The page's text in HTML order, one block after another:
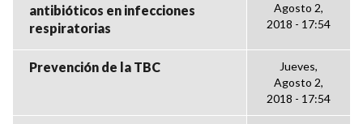
antibióticos en infecciones
respiratorias
Agosto 2,
2018 - 17:54
Prevención de la TBC
Jueves,
Agosto 2,
2018 - 17:54